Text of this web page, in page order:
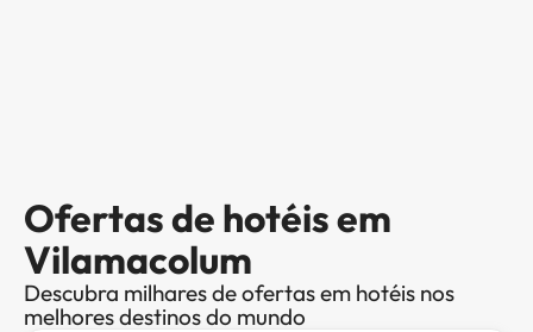
Ofertas de hotéis em
Vilamacolum
Descubra milhares de ofertas em hotéis nos
melhores destinos do mundo